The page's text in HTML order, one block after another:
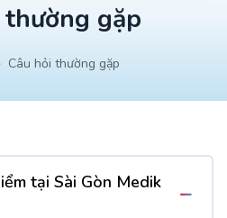
thường gặp
Câu hỏi thường gặp
tại Sài Gòn Medik